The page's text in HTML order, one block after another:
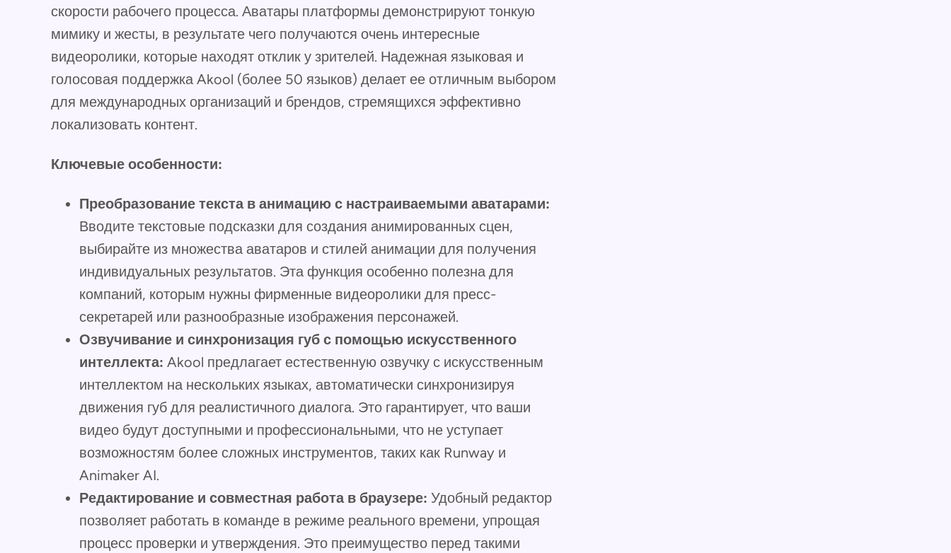
скорости рабочего процесса. Аватары платформы демонстрируют тонкую
мимику и жесты, в результате чего получаются очень интересные
видеоролики, которые находят отклик у зрителей. Надежная языковая и
голосовая поддержка Akool (более 50 языков) делает ее отличным выбором
для международных организаций и брендов, стремящихся эффективно
локализовать контент.
Ключевые особенности:
Преобразование текста в анимацию с настраиваемыми аватарами:
Вводите текстовые подсказки для создания анимированных сцен,
выбирайте из множества аватаров и стилей анимации для получения
индивидуальных результатов. Эта функция особенно полезна для
компаний, которым нужны фирменные видеоролики для пресс-
секретарей или разнообразные изображения персонажей.
Озвучивание и синхронизация губ с помощью искусственного
интеллекта: Akool предлагает естественную озвучку с искусственным
интеллектом на нескольких языках, автоматически синхронизируя
движения губ для реалистичного диалога. Это гарантирует, что ваши
видео будут доступными и профессиональными, что не уступает
возможностям более сложных инструментов, таких как Runway и
Animaker AI.
Редактирование и совместная работа в браузере: Удобный редактор
позволяет работать в команде в режиме реального времени, упрощая
процесс проверки и утверждения. Это преимущество перед такими